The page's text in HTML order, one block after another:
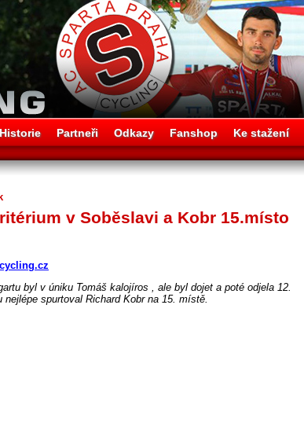
Historie Partneři Odkazy Fanshop Ke stažení
v Soběslavi a Kobr 15.místo
byl v úniku Tomáš kalojíros , ale byl dojet a poté odjela 12.
spurtoval Richard Kobr na 15. místě.